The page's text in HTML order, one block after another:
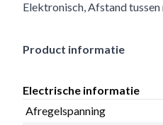
Elektronisch, Afstand
Product informatie
Electrische informatie
Afregelspanning